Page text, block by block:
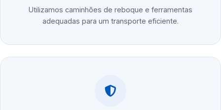
Utilizamos caminhões de reboque e ferramentas
adequadas para um transporte eficiente.